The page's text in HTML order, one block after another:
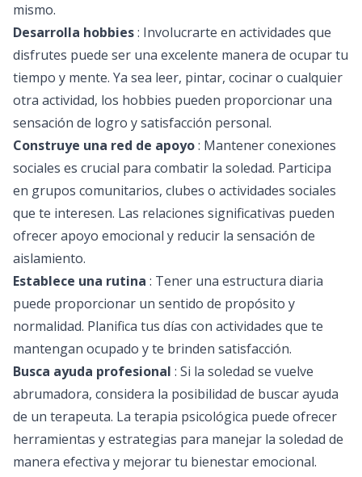
mismo.
Desarrolla hobbies: Involucrarte en actividades que
disfrutes puede ser una excelente manera de ocupar tu
tiempo y mente. Ya sea leer, pintar, cocinar o cualquier
otra actividad, los hobbies pueden proporcionar una
sensación de logro y satisfacción personal.
Construye una red de apoyo: Mantener conexiones
sociales es crucial para combatir la soledad. Participa
en grupos comunitarios, clubes o actividades sociales
que te interesen. Las relaciones significativas pueden
ofrecer apoyo emocional y reducir la sensación de
aislamiento.
Establece una rutina : Tener una estructura diaria
puede proporcionar un sentido de propósito y
normalidad. Planifica tus días con actividades que te
mantengan ocupado y te brinden satisfacción.
Busca ayuda profesional : Si la soledad se vuelve
abrumadora, considera la posibilidad de buscar ayuda
de un terapeuta. La terapia psicológica puede ofrecer
herramientas y estrategias para manejar la soledad de
manera efectiva y mejorar tu bienestar emocional.